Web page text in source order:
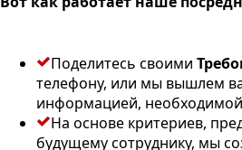
Поделитесь своими
телефону, или мы вышлем
информацией, необходимой
На основе критериев,
будущему сотруднику, мы